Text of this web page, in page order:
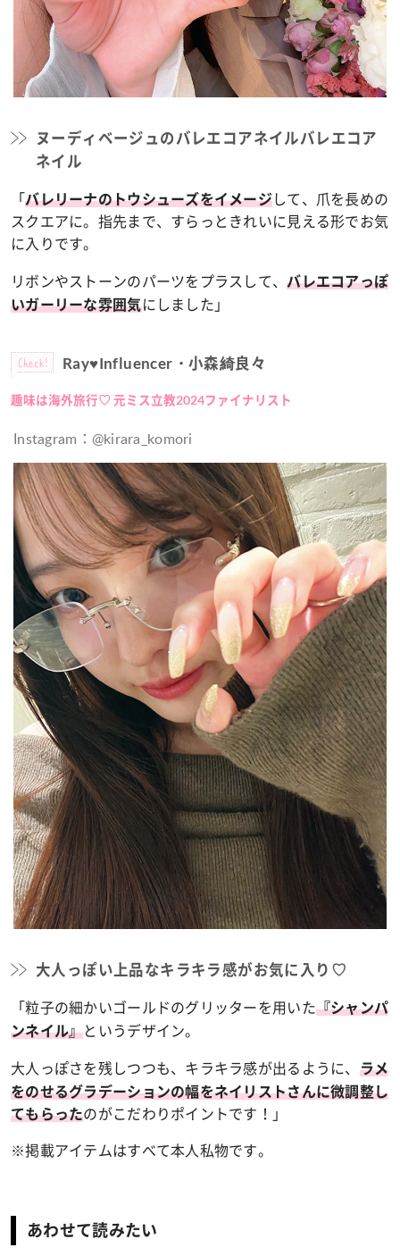
ヌーディベージュのバレエコアネイルバレエコア
ネイル
「バレリーナのトウシューズをイメージして、爪を長めの
スクエアに。指先まで、すらっときれいに見える形でお気
に入りです。
リボンやストーンのパーツをプラスして、バレエコアっぽ
いガーリーな雰囲気にしました」
Check! Ray♥Influencer・小森綺良々
趣味は海外旅行♡ 元ミス立教2024ファイナリスト
Instagram：@kirara_komori
大人っぽい上品なキラキラ感がお気に入り♡
「粒子の細かいゴールドのグリッターを用いた『シャンパ
ンネイル』というデザイン。
大人っぽさを残しつつも、キラキラ感が出るように、 ラメ
をのせるグラデーションの幅をネイリストさんに微調整し
てもらったのがこだわりポイントです！」
※掲載アイテムはすべて本人私物です。
あわせて読みたい